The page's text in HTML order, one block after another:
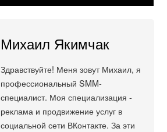
Михаил Якимчак
Здравствуйте! Меня зовут Михаил, я
профессиональный SMM-
специалист. Моя специализация -
реклама и продвижение услуг в
социальной сети ВКонтакте. За эти